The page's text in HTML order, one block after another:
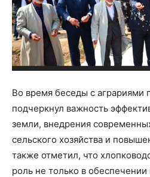
Во время беседы с аграриями
подчеркнул важность
земли, внедрения
сельского хозяйства и
также отметил, что
роль не только в